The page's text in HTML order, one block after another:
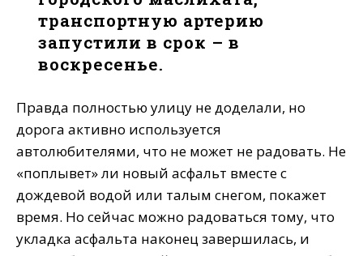
транспортную артерию
запустили в срок – в
воскресенье.
Правда полностью улицу не доделали, но
дорога активно используется
автолюбителями, что не может не радовать. Не
«поплывет» ли новый асфальт вместе с
дождевой водой или талым снегом, покажет
время. Но сейчас можно радоваться тому, что
укладка асфальта наконец завершилась, и